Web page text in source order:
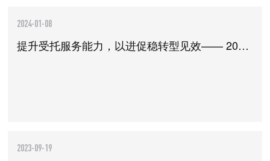
2024-01-08
提升受托服务能力，以进促稳转型见效—— 2023年3季度中国信托业发展评析
2023-09-19